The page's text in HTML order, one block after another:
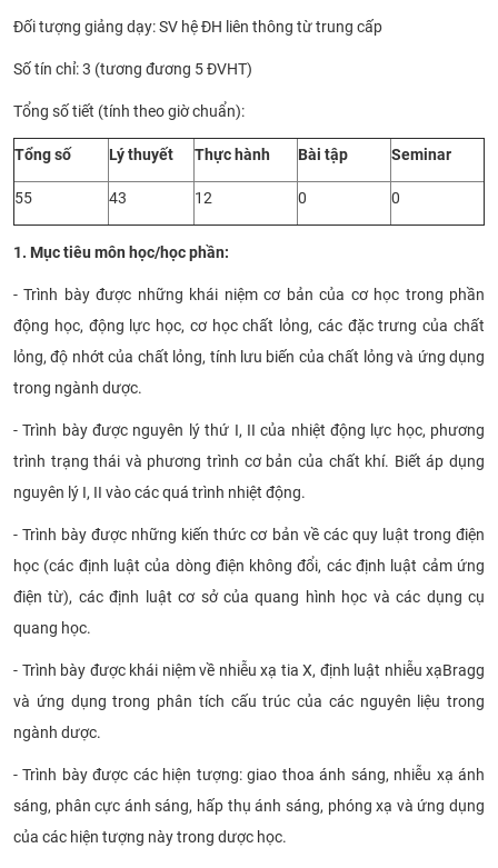
Đối tượng giảng dạy: SV hệ ĐH liên thông từ trung cấp
Số tín chỉ: 3 (tương đương 5 ĐVHT)
Tổng số tiết (tính theo giờ chuẩn):
Tổng số Lý thuyết Thực hành Bài tập Seminar
55 43 12 0 0
1. Mục tiêu môn học/học phần:
- Trình bày được những khái niệm cơ bản của cơ học trong phần
động học, động lực học, cơ học chất lỏng, các đặc trưng của chất
lỏng, độ nhớt của chất lỏng, tính lưu biến của chất lỏng và ứng dụng
trong ngành dược.
- Trình bày được nguyên lý thứ I, II của nhiệt động lực học, phương
trình trạng thái và phương trình cơ bản của chất khí. Biết áp dụng
nguyên lý I, II vào các quá trình nhiệt động.
- Trình bày được những kiến thức cơ bản về các quy luật trong điện
học (các định luật của dòng điện không đổi, các định luật cảm ứng
điện từ), các định luật cơ sở của quang hình học và các dụng cụ
quang học.
- Trình bày được khái niệm về nhiễu xạ tia X, định luật nhiễu xạBragg
và ứng dụng trong phân tích cấutrúc của các nguyên liệu trong
ngành dược.
- Trình bày được các hiện tượng: giao thoa ánh sáng, nhiễu xạ ánh
sáng, phân cực ánh sáng, hấp thụ ánh sáng, phóng xạ và ứng dụng
của các hiện tượng này trong dược học.